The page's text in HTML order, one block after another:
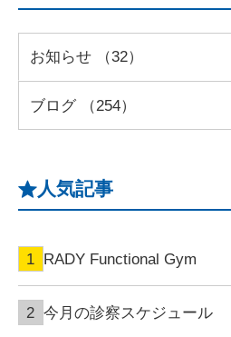
お知らせ （32）
ブログ （254）
人気記事
RADY Functional Gym
今月の診察スケジュール